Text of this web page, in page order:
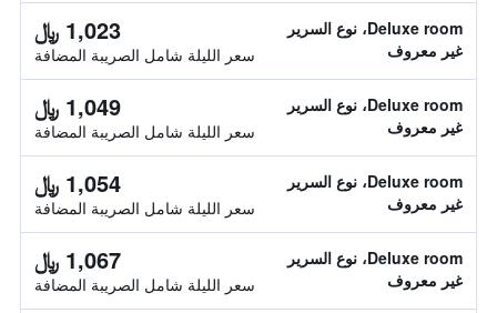
Deluxe room، نوع السرير
غير معروف
1,023 ﷼
سعر الليلة شامل الصريبة المضافة
Deluxe room، نوع السرير
غير معروف
1,049 ﷼
سعر الليلة شامل الصريبة المضافة
Deluxe room، نوع السرير
غير معروف
1,054 ﷼
سعر الليلة شامل الصريبة المضافة
Deluxe room، نوع السرير
غير معروف
1,067 ﷼
سعر الليلة شامل الصريبة المضافة